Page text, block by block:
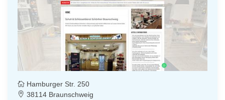
Hamburger Str. 250
38114 Braunschweig